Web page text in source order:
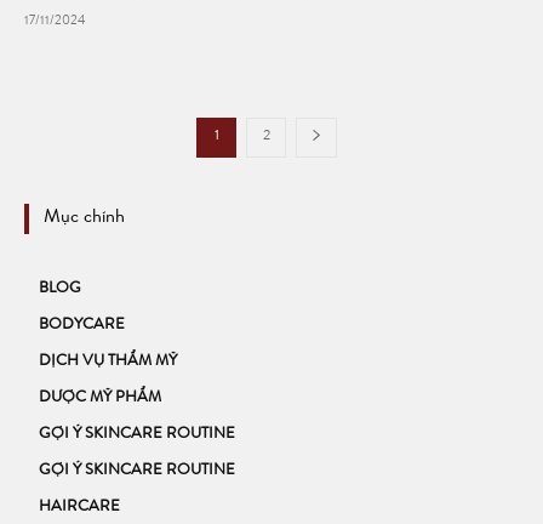
17/11/2024
1 2
Mục chính
BLOG
BODYCARE
DỊCH VỤ THẨM MỸ
DƯỢC MỸ PHẨM
GỢI Ý SKINCARE ROUTINE
GỢI Ý SKINCARE ROUTINE
HAIRCARE